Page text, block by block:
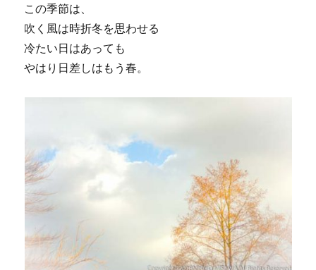
この季節は、
吹く風は時折冬を思わせる
冷たい日はあっても
やはり日差しはもう春。